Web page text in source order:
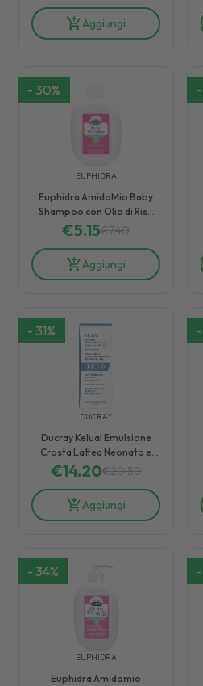
Aggiungi
- 30%
EUPHIDRA
Euphidra AmidoMio Baby
Shampoo con Olio di Riso
Delicato Protettivo 200 ml
€5.15€7.40
Aggiungi
-
- 31%
DUCRAY
Ducray Kelual Emulsione
Crosta Lattea Neonato e
Pelle Sebo-Squamosa
€14.20€20.50
Aggiungi
-
- 34%
EUPHIDRA
Euphidra Amidomio
-